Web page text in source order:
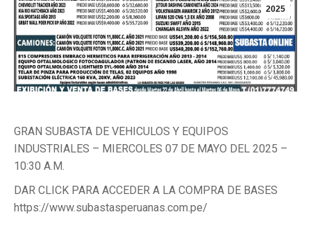
2025
GRAN SUBASTA DE VEHICULOS Y EQUIPOS
INDUSTRIALES – MIERCOLES 07 DE MAYO DEL 2025 –
10:30 A.M.
DAR CLICK PARA ACCEDER A LA COMPRA DE BASES
https://www.subastasperuanas.com.pe/